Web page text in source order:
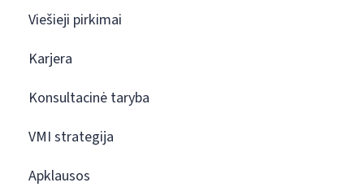
Viešieji pirkimai
Karjera
Konsultacinė taryba
VMI strategija
Apklausos